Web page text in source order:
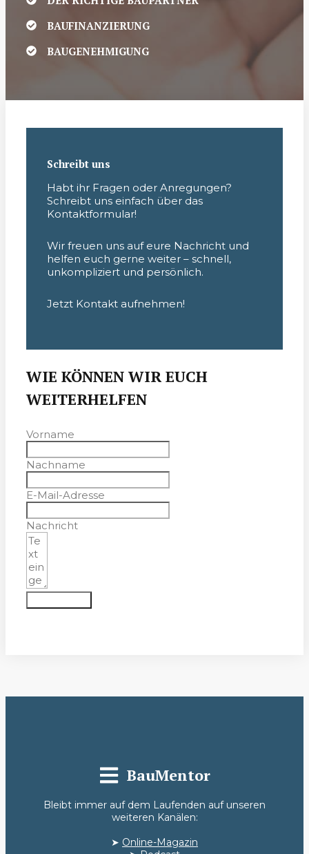
BAUFINANZIERUNG
BAUGENEHMIGUNG
Schreibt uns
Habt ihr Fragen oder Anregungen?
Schreibt uns einfach über das
Kontaktformular!
Wir freuen uns auf eure Nachricht und
helfen euch gerne weiter – schnell,
unkompliziert und persönlich.
Jetzt Kontakt aufnehmen!
WIE KÖNNEN WIR EUCH
WEITERHELFEN
Vorname
Nachname
E-Mail-Adresse
Nachricht
BauMentor
Bleibt immer auf dem Laufenden auf unseren
weiteren Kanälen:
➤ Online-Magazin